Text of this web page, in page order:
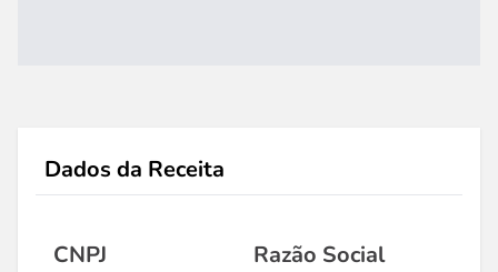
Dados da Receita
CNPJ Razão Social